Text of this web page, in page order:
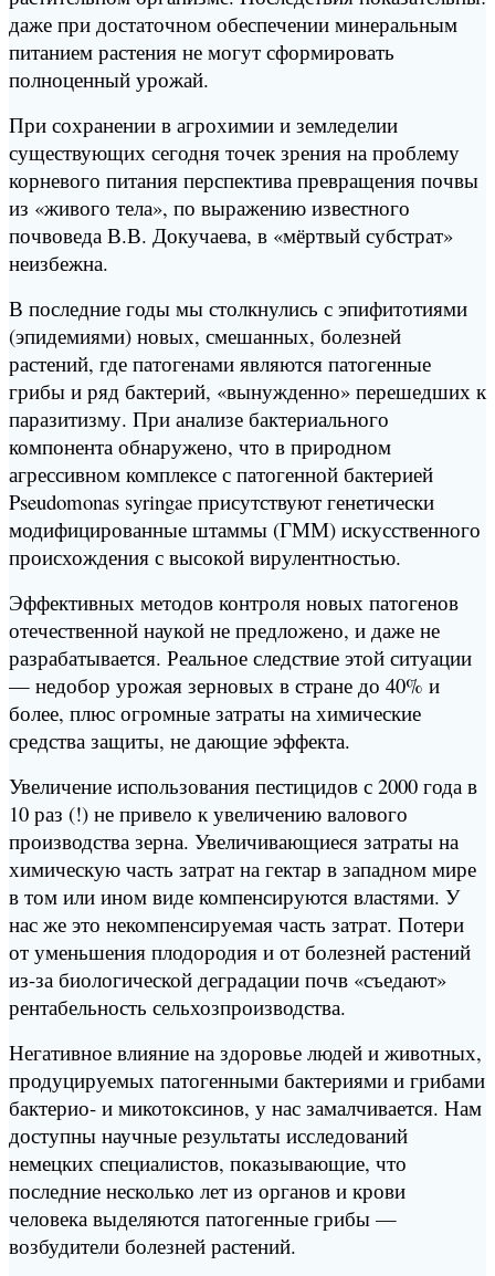
даже при достаточном обеспечении минеральным
питанием растения не могут сформировать
полноценный урожай.
При сохранении в агрохимии и земледелии
существующих сегодня точек зрения на проблему
корневого питания перспектива превращения почвы
из «живого тела», по выражению известного
почвоведа В.В. Докучаева, в «мёртвый субстрат»
неизбежна.
В последние годы мы столкнулись с эпифитотиями
(эпидемиями) новых, смешанных, болезней
растений, где патогенами являются патогенные
грибы и ряд бактерий, «вынужденно» перешедших к
паразитизму. При анализе бактериального
компонента обнаружено, что в природном
агрессивном комплексе с патогенной бактерией
Pseudomonas syringae присутствуют генетически
модифицированные штаммы (ГММ) искусственного
происхождения с высокой вирулентностью.
Эффективных методов контроля новых патогенов
отечественной наукой не предложено, и даже не
разрабатывается. Реальное следствие этой ситуации
— недобор урожая зерновых в стране до 40% и
более, плюс огромные затраты на химические
средства защиты, не дающие эффекта.
Увеличение использования пестицидов с 2000 года в
10 раз (!) не привело к увеличению валового
производства зерна. Увеличивающиеся затраты на
химическую часть затрат на гектар в западном мире
в том или ином виде компенсируются властями. У
нас же это некомпенсируемая часть затрат. Потери
от уменьшения плодородия и от болезней растений
из-за биологической деградации почв «съедают»
рентабельность сельхозпроизводства.
Негативное влияние на здоровье людей и животных,
продуцируемых патогенными бактериями и грибами
бактерио‑ и микотоксинов, у нас замалчивается. Нам
доступны научные результаты исследований
немецких специалистов, показывающие, что
последние несколько лет из органов и крови
человека выделяются патогенные грибы —
возбудители болезней растений.